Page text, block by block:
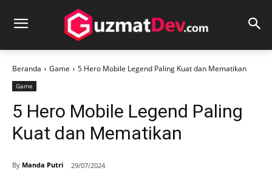
Beranda Game 5 Hero Mobile Legend Paling Kuat dan Mematikan
Game
5 Hero Mobile Legend Paling
Kuat dan Mematikan
By Manda Putri 29/07/2024